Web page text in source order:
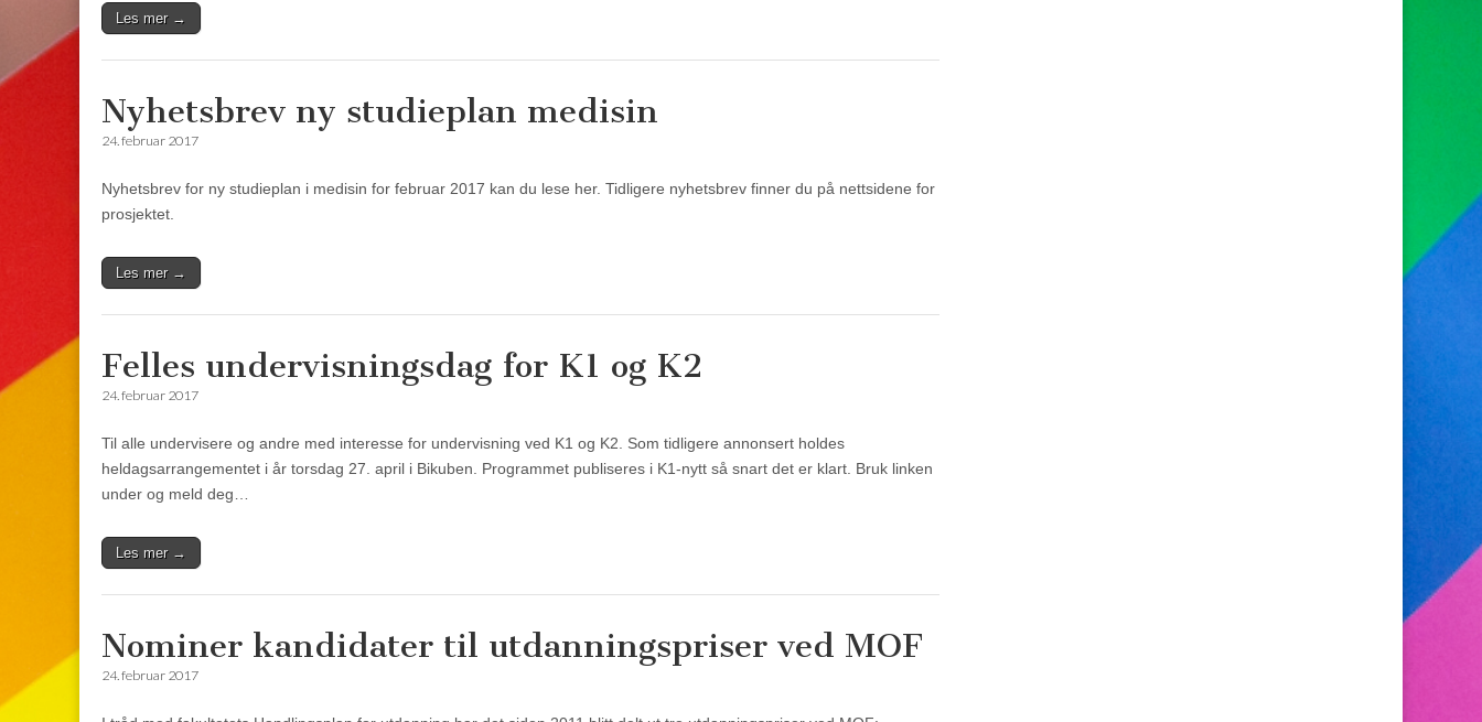
Les mer →
Nyhetsbrev ny studieplan medisin
24. februar 2017
Nyhetsbrev for ny studieplan i medisin for februar 2017 kan du lese her. Tidligere nyhetsbrev finner du på nettsidene for
prosjektet.
Les mer →
Felles undervisningsdag for K1 og K2
24. februar 2017
Til alle undervisere og andre med interesse for undervisning ved K1 og K2. Som tidligere annonsert holdes
heldagsarrangementet i år torsdag 27. april i Bikuben. Programmet publiseres i K1-nytt så snart det er klart. Bruk linken
under og meld deg…
Les mer →
Nominer kandidater til utdanningspriser ved MOF
24. februar 2017